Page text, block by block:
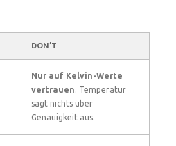
DON’T
Nur auf Kelvin-Werte
vertrauen. Temperatur
sagt nichts über
Genauigkeit aus.